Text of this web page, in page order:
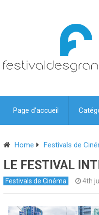
Page d’accueil
Home Festivals de
LE FESTIVAL
Festivals de Cinéma 4th